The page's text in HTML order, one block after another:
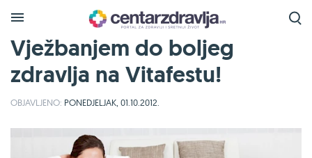
Vježbanjem do boljeg
zdravlja na Vitafestu!
OBJAVLJENO: PONEDJELJAK, 01.10.2012.